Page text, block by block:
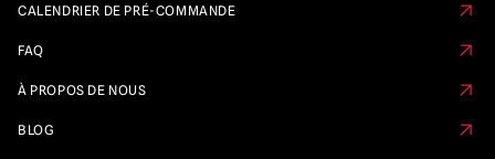
CALENDRIER DE PRÉ-COMMANDE
FAQ
À PROPOS DE NOUS
BLOG